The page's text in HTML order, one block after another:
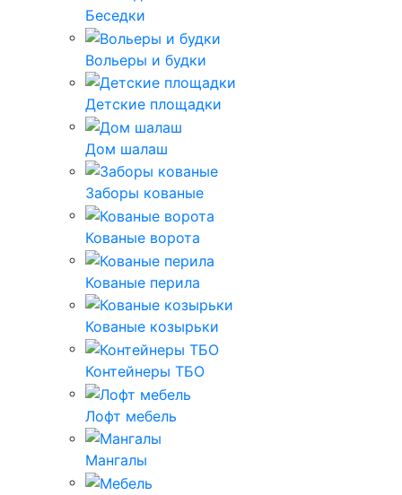
Беседки
Вольеры и будки
Детские площадки
Дом шалаш
Заборы кованые
Кованые ворота
Кованые перила
Кованые козырьки
Контейнеры ТБО
Лофт мебель
Мангалы